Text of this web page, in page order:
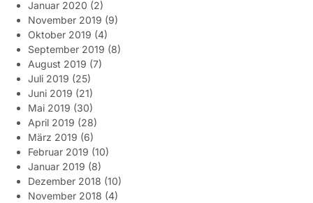
Januar 2020 (2)
November 2019 (9)
Oktober 2019 (4)
September 2019 (8)
August 2019 (7)
Juli 2019 (25)
Juni 2019 (21)
Mai 2019 (30)
April 2019 (28)
März 2019 (6)
Februar 2019 (10)
Januar 2019 (8)
Dezember 2018 (10)
November 2018 (4)